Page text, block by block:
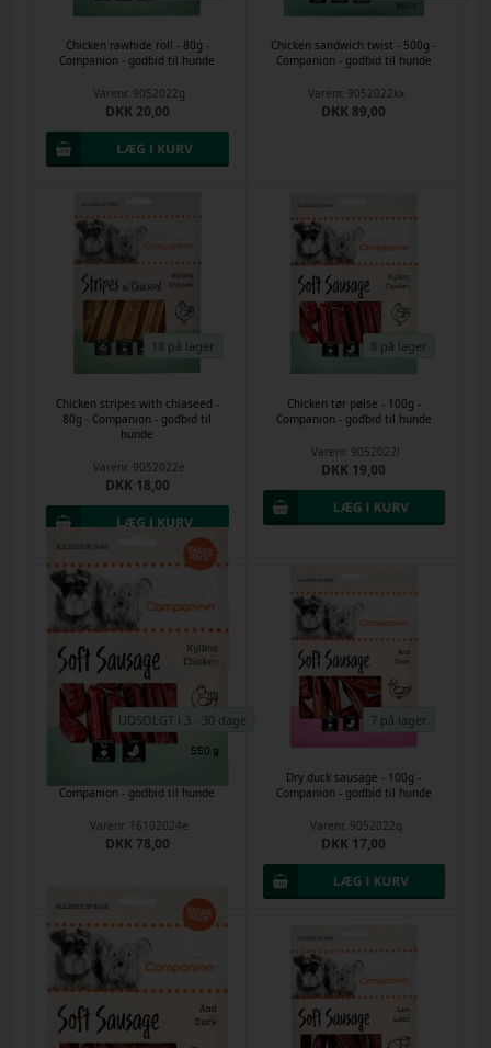
Chicken rawhide roll - 80g -
Companion - godbid til hunde
Varenr. 9052022g
DKK 20,00
Chicken sandwich twist - 500g -
Companion - godbid til hunde
Varenr. 9052022kx
DKK 89,00
18 på lager
Chicken stripes with chiaseed -
80g - Companion - godbid til
hunde
Varenr. 9052022e
DKK 18,00
8 på lager
Chicken tør pølse - 100g -
Companion - godbid til hunde
Varenr. 9052022l
DKK 19,00
UDSOLGT i 3 - 30 dage
Companion - godbid til hunde
Varenr. 16102024e
DKK 78,00
7 på lager
Dry duck sausage - 100g -
Companion - godbid til hunde
Varenr. 9052022q
DKK 17,00